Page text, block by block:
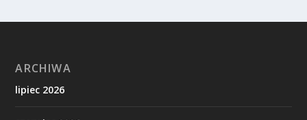
ARCHIWA
lipiec 2026